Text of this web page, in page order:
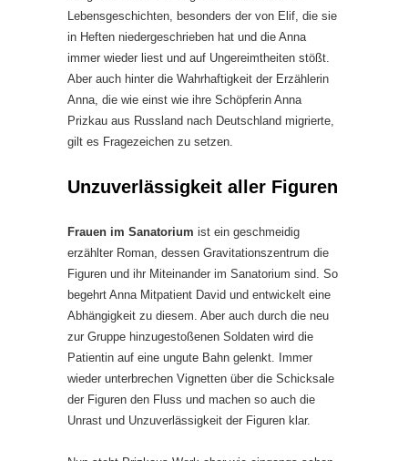
Lebensgeschichten, besonders der von Elif, die sie
in Heften niedergeschrieben hat und die Anna
immer wieder liest und auf Ungereimtheiten stößt.
Aber auch hinter die Wahrhaftigkeit der Erzählerin
Anna, die wie einst wie ihre Schöpferin Anna
Prizkau aus Russland nach Deutschland migrierte,
gilt es Fragezeichen zu setzen.
Unzuverlässigkeit aller Figuren
Frauen im Sanatorium ist ein geschmeidig
erzählter Roman, dessen Gravitationszentrum die
Figuren und ihr Miteinander im Sanatorium sind. So
begehrt Anna Mitpatient David und entwickelt eine
Abhängigkeit zu diesem. Aber auch durch die neu
zur Gruppe hinzugestoßenen Soldaten wird die
Patientin auf eine ungute Bahn gelenkt. Immer
wieder unterbrechen Vignetten über die Schicksale
der Figuren den Fluss und machen so auch die
Unrast und Unzuverlässigkeit der Figuren klar.